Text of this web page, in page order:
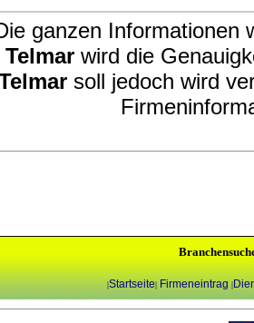
ganzen Informationen
wird die
soll jedoch wird
|Startseite| Firmeneintrag |